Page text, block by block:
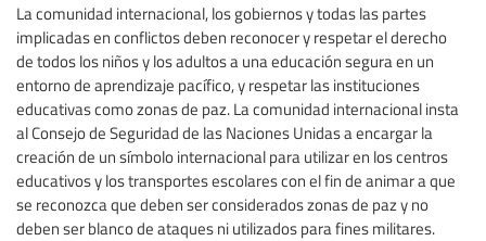
La comunidad internacional, los gobiernos y todas las partes
implicadas en conflictos deben reconocer y respetar el derecho
de todos los niños y los adultos a una educación segura en un
entorno de aprendizaje pacífico, y respetar las instituciones
educativas como zonas de paz. La comunidad internacional insta
al Consejo de Seguridad de las Naciones Unidas a encargar la
creación de un símbolo internacional para utilizar en los centros
educativos y los transportes escolares con el fin de animar a que
se reconozca que deben ser considerados zonas de paz y no
deben ser blanco de ataques ni utilizados para fines militares.